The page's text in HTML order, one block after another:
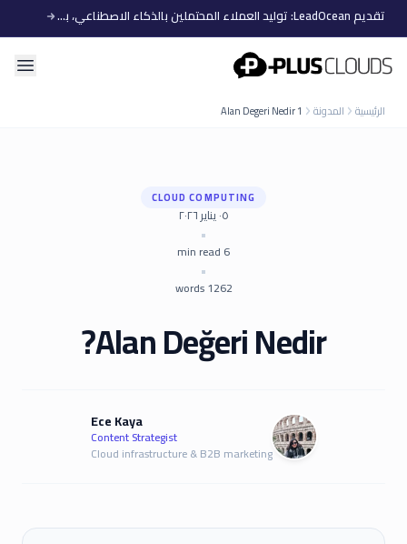
تقديم LeadOcean: توليد العملاء المحتملين بالذكاء الاصطناعي، بيانات منتقاة، توسع سهل
PlusClouds
الرئيسية المدونة Alan Degeri Nedir 1
CLOUD COMPUTING
٠٥ يناير ٢٠٢٦
•
6
•
1262
words
Alan Değeri Nedir?
Ece Kaya
Content Strategist
Cloud infrastructure & B2B marketing